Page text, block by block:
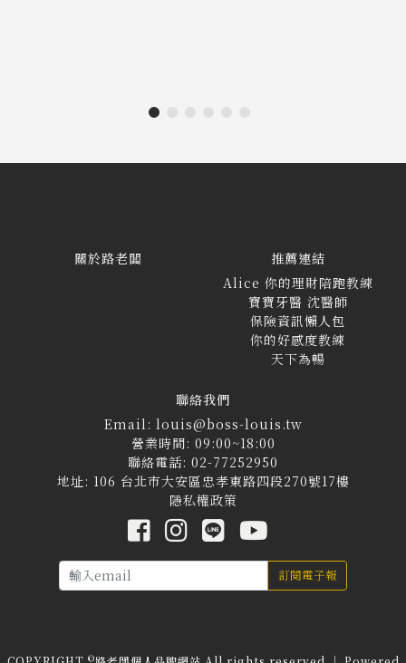
關於路老闆
推薦連結
Alice 你的理財陪跑教練
寶寶牙醫 沈醫師
保險資訊懶人包
你的好感度教練
天下為暢
聯絡我們
Email: louis@boss-louis.tw
營業時間: 09:00~18:00
聯絡電話: 02-77252950
地址: 106 台北市大安區忠孝東路四段270號17樓
隱私權政策
訂閱電子報
©